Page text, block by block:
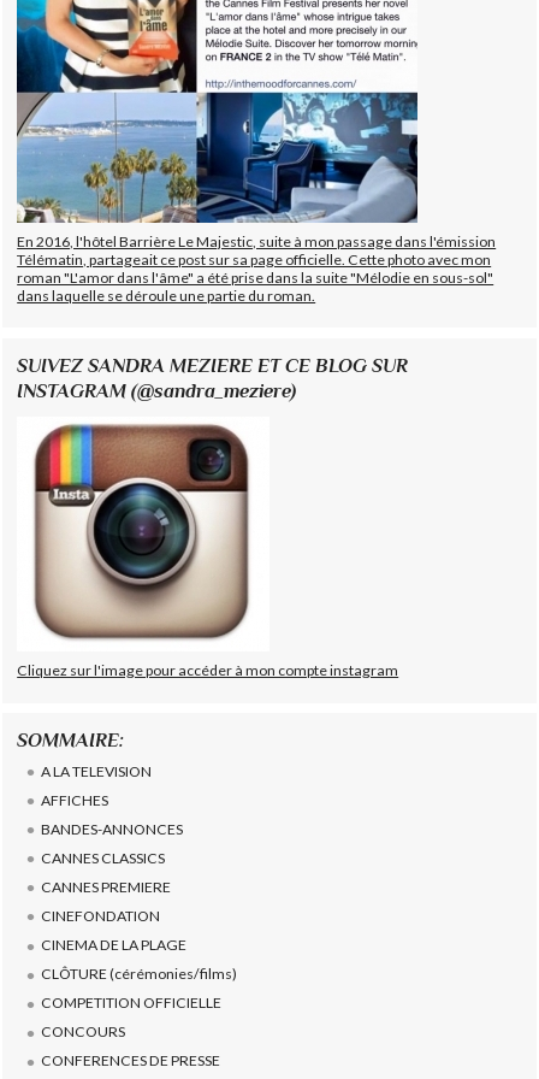
En 2016, l'hôtel Barrière Le Majestic, suite à mon passage dans l'émission
Télématin, partageait ce post sur sa page officielle. Cette photo avec mon
roman "L'amor dans l'âme" a été prise dans la suite "Mélodie en sous-sol"
dans laquelle se déroule une partie du roman.
SUIVEZ SANDRA MEZIERE ET CE BLOG SUR
INSTAGRAM (@sandra_meziere)
Cliquez sur l'image pour accéder à mon compte instagram
SOMMAIRE:
A LA TELEVISION
AFFICHES
BANDES-ANNONCES
CANNES CLASSICS
CANNES PREMIERE
CINEFONDATION
CINEMA DE LA PLAGE
CLÔTURE (cérémonies/films)
COMPETITION OFFICIELLE
CONCOURS
CONFERENCES DE PRESSE